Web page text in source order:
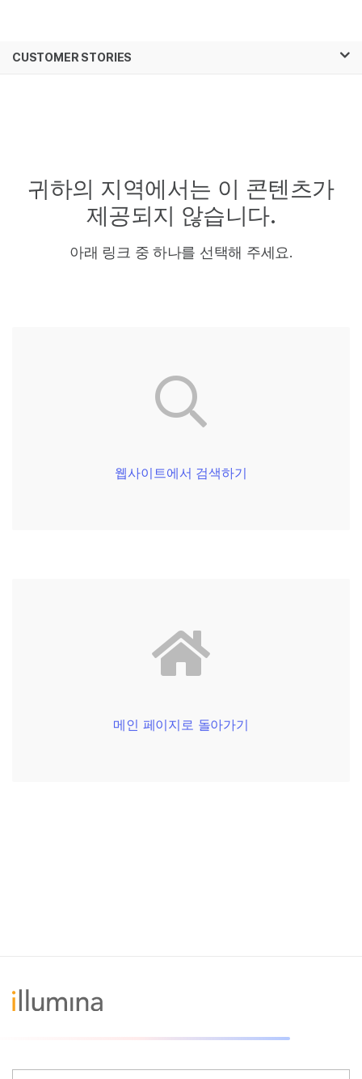
솔루션
지원
CUSTOMER STORIES
귀하의 지역에서는 이 콘텐츠가
제공되지 않습니다.
아래 링크 중 하나를 선택해 주세요.
웹사이트에서 검색하기
메인 페이지로 돌아가기
보다 관련성이 높은 콘텐츠를 확인하실 수